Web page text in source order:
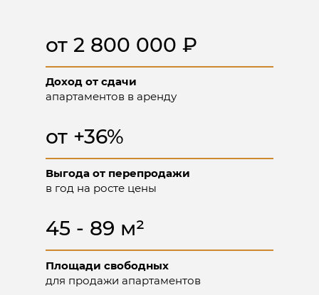
от 2 800 000 ₽
Доход от сдачи
апартаментов в аренду
от +36%
Выгода от перепродажи
в год на росте цены
45 - 89 м²
Площади свободных
для продажи апартаментов